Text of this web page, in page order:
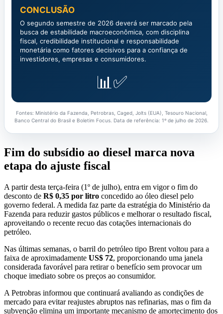
CONCLUSÃO
O segundo semestre de 2026 deverá ser marcado pela
busca de estabilidade macroeconômica, com disciplina
fiscal, credibilidade institucional e responsabilidade
monetária como fatores decisivos para a confiança de
investidores, empresas e consumidores.
📊✅
Fontes: Ministério da Fazenda, Petrobras, Caged, Jolts (EUA), Tesouro Nacional,
Banco Central do Brasil e Boletim Focus. Data de referência: 1º de julho de 2026.
Fim do subsídio ao diesel marca nova
etapa do ajuste fiscal
A partir desta terça-feira (1º de julho), entra em vigor o fim do
desconto de R$ 0,35 por litro concedido ao óleo diesel pelo
governo federal. A medida faz parte da estratégia do Ministério da
Fazenda para reduzir gastos públicos e melhorar o resultado fiscal,
aproveitando o recente recuo das cotações internacionais do
petróleo.
Nas últimas semanas, o barril do petróleo tipo Brent voltou para a
faixa de aproximadamente US$ 72, proporcionando uma janela
considerada favorável para retirar o benefício sem provocar um
choque imediato sobre os preços ao consumidor.
A Petrobras informou que continuará avaliando as condições de
mercado para evitar reajustes abruptos nas refinarias, mas o fim da
subvenção elimina um importante mecanismo de amortecimento dos